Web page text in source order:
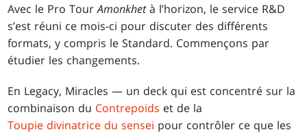
Avec le Pro TourAmonkhetà l’horizon, le service R&D
s’est réuni ce mois-ci pour discuter des différents
formats, y compris le Standard. Commençons par
étudier les changements.
En Legacy, Miracles — un deck qui est concentré sur la
combinaison du Contrepoids et de la
Toupie divinatrice du sensei pour contrôler ce que les